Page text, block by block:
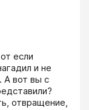
если
и не
А вот вы с
отвращение,